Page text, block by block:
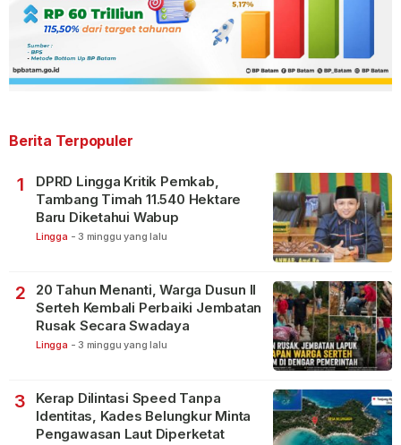
Berita Terpopuler
1
DPRD Lingga Kritik Pemkab,
Tambang Timah 11.540 Hektare
Baru Diketahui Wabup
Lingga - 3 minggu yang lalu
2
20 Tahun Menanti, Warga Dusun II
Serteh Kembali Perbaiki Jembatan
Rusak Secara Swadaya
Lingga - 3 minggu yang lalu
3
Kerap Dilintasi Speed Tanpa
Identitas, Kades Belungkur Minta
Pengawasan Laut Diperketat